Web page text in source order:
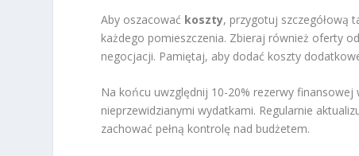
Aby oszacować koszty, przygotuj szczegółową
każdego pomieszczenia. Zbieraj również oferty
negocjacji. Pamiętaj, aby dodać koszty
Na końcu uwzględnij 10-20% rezerwy
nieprzewidzianymi wydatkami. Regularnie
zachować pełną kontrolę nad budżetem.